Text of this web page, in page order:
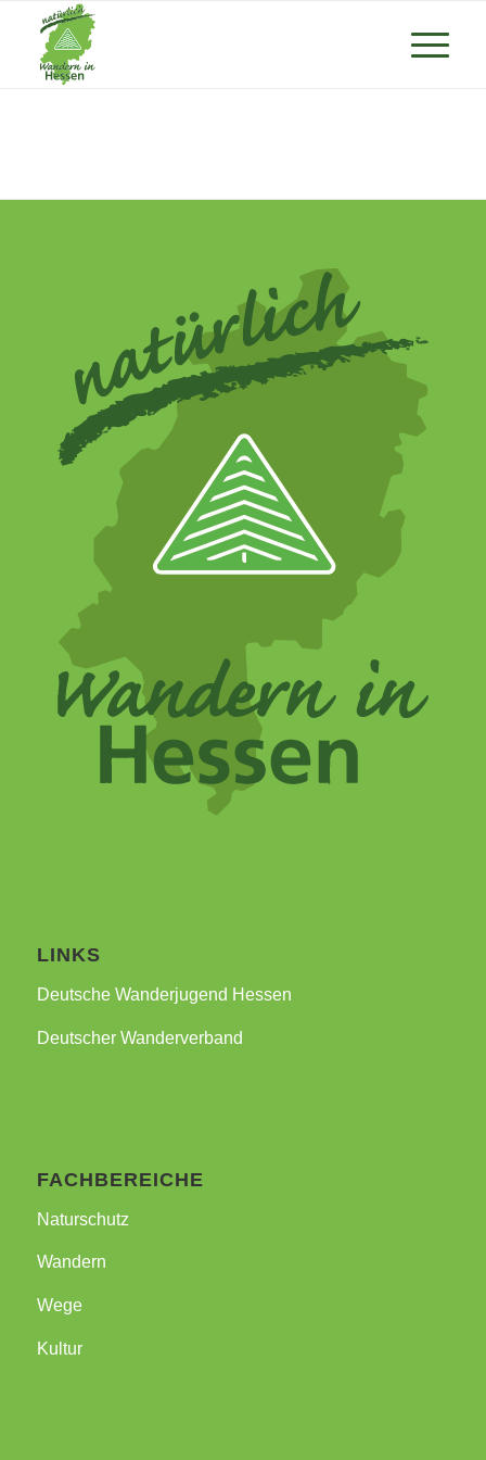
LINKS
Deutsche Wanderjugend Hessen
Deutscher Wanderverband
FACHBEREICHE
Naturschutz
Wandern
Wege
Kultur